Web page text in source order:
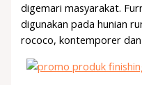
digemari masyarakat.
digunakan pada hunian
rococo, kontemporer